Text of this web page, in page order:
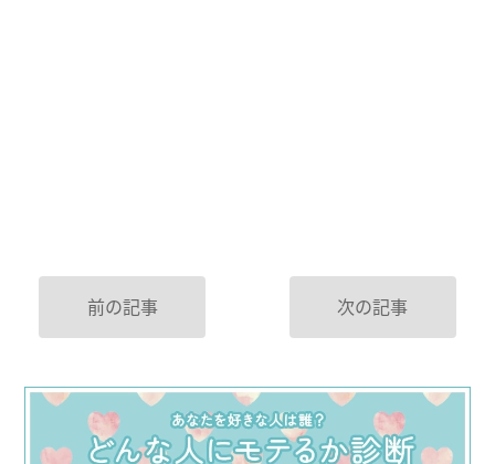
前の記事 次の記事